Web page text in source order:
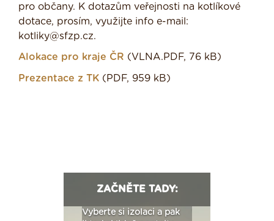
pro občany. K dotazům veřejnosti na kotlíkové
dotace, prosím, využijte info e-mail:
kotliky@sfzp.cz.
Alokace pro kraje ČR (VLNA.PDF, 76 kB)
Prezentace z TK (PDF, 959 kB)
ZAČNĚTE TADY:
Vyberte si izolaci a pak